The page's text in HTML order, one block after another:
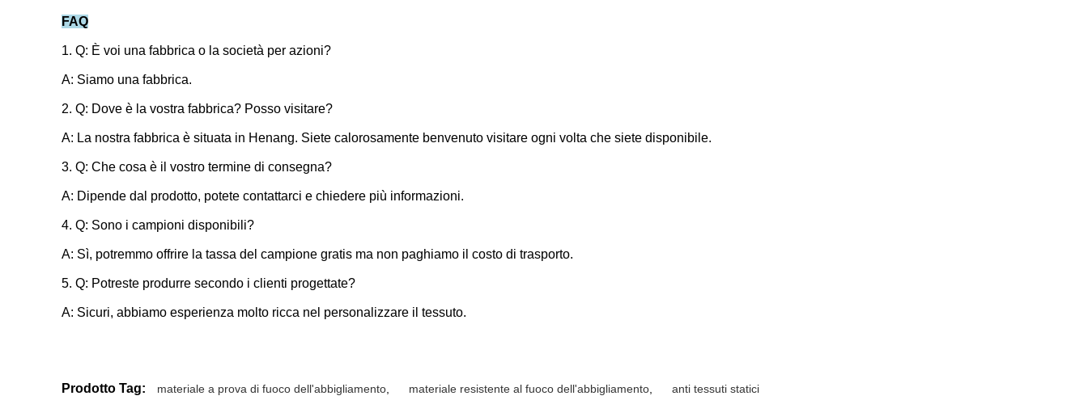
FAQ
1. Q: È voi una fabbrica o la società per azioni?
A: Siamo una fabbrica.
2. Q: Dove è la vostra fabbrica? Posso visitare?
A: La nostra fabbrica è situata in Henang. Siete calorosamente benvenuto visitare ogni volta che siete disponibile.
3. Q: Che cosa è il vostro termine di consegna?
A: Dipende dal prodotto, potete contattarci e chiedere più informazioni.
4. Q: Sono i campioni disponibili?
A: Sì, potremmo offrire la tassa del campione gratis ma non paghiamo il costo di trasporto.
5. Q: Potreste produrre secondo i clienti progettate?
A: Sicuri, abbiamo esperienza molto ricca nel personalizzare il tessuto.
Prodotto Tag: materiale a prova di fuoco dell'abbigliamento materiale resistente al fuoco dell'abbigliamento anti tessuti statici